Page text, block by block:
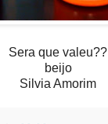
Sera que valeu??
beijo
Silvia Amorim